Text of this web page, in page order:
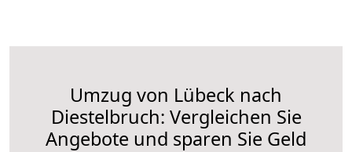
Umzug von Lübeck nach
Diestelbruch: Vergleichen Sie
Angebote und sparen Sie Geld